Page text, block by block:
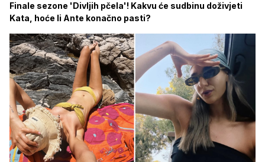
Finale sezone 'Divljih pčela'! Kakvu će sudbinu doživjeti
Kata, hoće li Ante konačno pasti?